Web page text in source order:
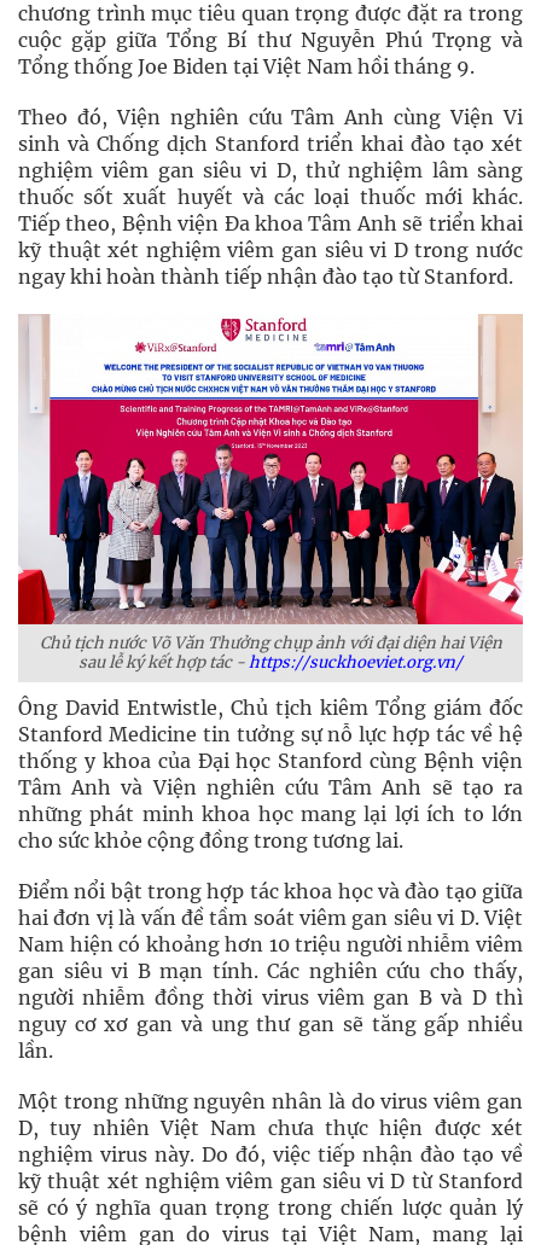
chương trình mục tiêu quan trọng được đặt ra trong
cuộc gặp giữa Tổng Bí thư Nguyễn Phú Trọng và
Tổng thống Joe Biden tại Việt Nam hồi tháng 9.
Theo đó, Viện nghiên cứu Tâm Anh cùng Viện Vi
sinh và Chống dịch Stanford triển khai đào tạo xét
nghiệm viêm gan siêu vi D, thử nghiệm lâm sàng
thuốc sốt xuất huyết và các loại thuốc mới khác.
Tiếp theo, Bệnh viện Đa khoa Tâm Anh sẽ triển khai
kỹ thuật xét nghiệm viêm gan siêu vi D trong nước
ngay khi hoàn thành tiếp nhận đào tạo từ Stanford.
Chủ tịch nước Võ Văn Thưởng chụp ảnh với đại diện hai Viện
sau lễ ký kết hợp tác -https://suckhoeviet.org.vn/
Ông David Entwistle, Chủ tịch kiêm Tổng giám đốc
Stanford Medicine tin tưởng sự nỗ lực hợp tác về hệ
thống y khoa của Đại học Stanford cùng Bệnh viện
Tâm Anh và Viện nghiên cứu Tâm Anh sẽ tạo ra
những phát minh khoa học mang lại lợi ích to lớn
cho sức khỏe cộng đồng trong tương lai.
Điểm nổi bật trong hợp tác khoa học và đào tạo giữa
hai đơn vị là vấn đề tầm soát viêm gan siêu vi D. Việt
Nam hiện có khoảng hơn 10 triệu người nhiễm viêm
gan siêu vi B mạn tính. Các nghiên cứu cho thấy,
người nhiễm đồng thời virus viêm gan B và D thì
nguy cơ xơ gan và ung thư gan sẽ tăng gấp nhiều
lần.
Một trong những nguyên nhân là do virus viêm gan
D, tuy nhiên Việt Nam chưa thực hiện được xét
nghiệm virus này. Do đó, việc tiếp nhận đào tạo về
kỹ thuật xét nghiệm viêm gan siêu vi D từ Stanford
sẽ có ý nghĩa quan trọng trong chiến lược quản lý
bệnh viêm gan do virus tại Việt Nam, mang lại